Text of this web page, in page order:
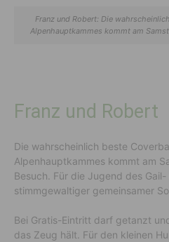
Franz und Robert: Die
Alpenhauptkammes kommt am
Franz und Robert
Die wahrscheinlich beste
Alpenhauptkammes kommt am
Besuch. Für die Jugend des
stimmgewaltiger gemeinsamer
Bei Gratis-Eintritt darf getanzt
das Zeug hält. Für den kleinen